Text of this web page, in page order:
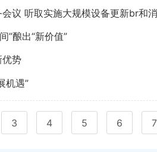
议 听取实施大规模设备更新br和
”酿出“新价值”
优势
机遇”
3 4 5 6 7